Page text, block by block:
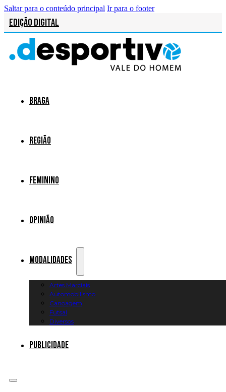
Saltar para o conteúdo principal Ir para o footer
Edição Digital
Braga
Região
Feminino
Opinião
Modalidades
Artes Marciais
Automobilismo
Canoagem
Futsal
Diversos
Publicidade